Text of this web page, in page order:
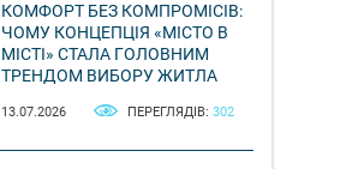
КОМФОРТ БЕЗ КОМПРОМІСІВ:
ЧОМУ КОНЦЕПЦІЯ «МІСТО В
МІСТІ» СТАЛА ГОЛОВНИМ
ТРЕНДОМ ВИБОРУ ЖИТЛА
13.07.2026 ПЕРЕГЛЯДІВ: 302